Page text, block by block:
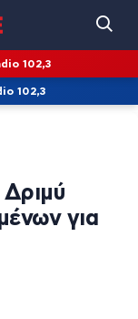
102,3
102,3
Δριμύ
για